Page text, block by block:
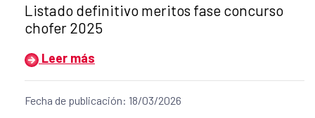
Título del anuncio:
Listado definitivo meritos fase concurso
chofer 2025
Leer más
Fecha de publicación: 18/03/2026